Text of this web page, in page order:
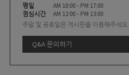
평일
AM 10:00 - PM 17:00
점심시간
AM 12:00 - PM 13:00
주말 및 공휴일은 게시판을 이용해주세요.
Q&A 문의하기